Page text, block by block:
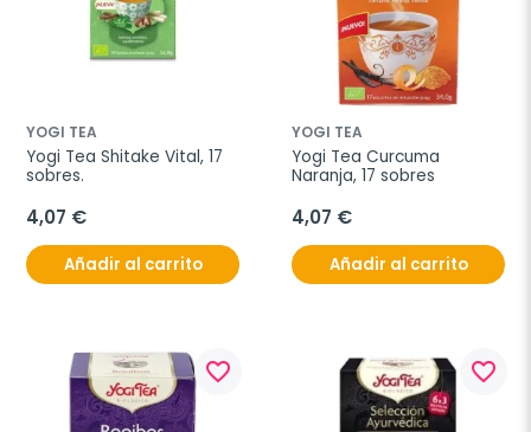
YOGI TEA
Yogi Tea Shitake Vital, 17
sobres.
4,07 €
Añadir al carrito
YOGI TEA
Yogi Tea Curcuma
Naranja, 17 sobres
4,07 €
Añadir al carrito
favorite_border favorite_border